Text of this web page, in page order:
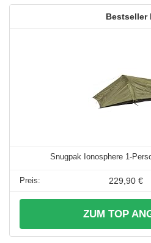
Snugpak Ionosphere 1-
229,90 €
ZUM TOP